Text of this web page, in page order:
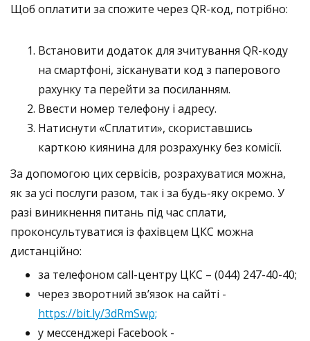
Щоб оплатити за спожите через QR-код, потрібно:
Встановити додаток для зчитування QR-коду
на смартфоні, зісканувати код з паперового
рахунку та перейти за посиланням.
Ввести номер телефону і адресу.
Натиснути «Сплатити», скориставшись
карткою киянина для розрахунку без комісії.
За допомогою цих сервісів, розрахуватися можна,
як за усі послуги разом, так і за будь-яку окремо. У
разі виникнення питань під час сплати,
проконсультуватися із фахівцем ЦКС можна
дистанційно:
за телефоном сall-центру ЦКС – (044) 247-40-40;
через зворотний зв’язок на сайті -
https://bit.ly/3dRmSwp;
у мессенджері Facebook -